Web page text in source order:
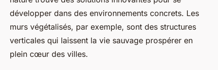
développer dans des environnements concrets. Les
murs végétalisés, par exemple, sont des structures
verticales qui laissent la vie sauvage prospérer en
plein cœur des villes.